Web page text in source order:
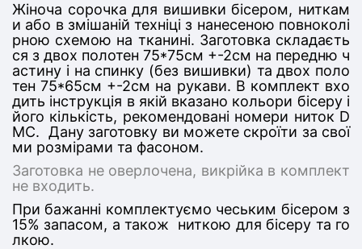
Жіноча сорочка для вишивки бісером, ниткам
и або в змішаній техніці з нанесеною повноколі
рною схемою на тканині. Заготовка складаєть
ся з двох полотен 75*75см +-2см на передню ч
астину і на спинку (без вишивки) та двох поло
тен 75*65см +-2см на рукави. В комплект вхо
дить інструкція в якій вказано кольори бісеру і
його кількість, рекомендовані номери ниток D
MC. Дану заготовку ви можете скроїти за свої
ми розмірами та фасоном.
Заготовка не оверлочена, викрійка в комплект
не входить.
При бажанні комплектуємо чеським бісером з
15% запасом, а також ниткою для бісеру та го
лкою.